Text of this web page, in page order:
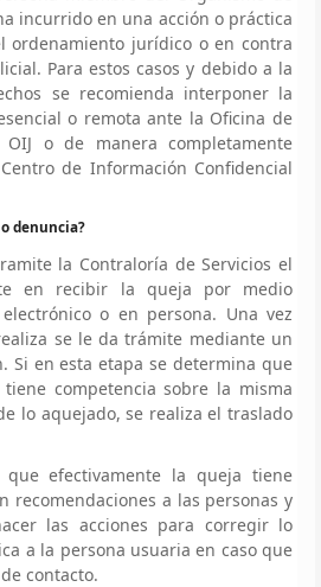
incurrido en una acción o práctica
ordenamiento jurídico o en contra
Para estos casos y debido a la
se recomienda interponer la
o remota ante la Oficina de
o de manera completamente
de Información Confidencial
denuncia?
la Contraloría de Servicios el
en recibir la queja por medio
o en persona. Una vez
se le da trámite mediante un
Si en esta etapa se determina que
competencia sobre la misma
lo aquejado, se realiza el traslado
que efectivamente la queja tiene
recomendaciones a las personas y
las acciones para corregir lo
a la persona usuaria en caso que
contacto.